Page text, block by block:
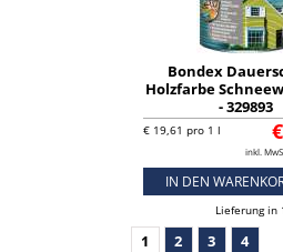
Bondex
Holzfarbe
- 329893
€ 19,61 pro 1 l
inkl.
IN DEN
Lieferung in
1 2 3 4